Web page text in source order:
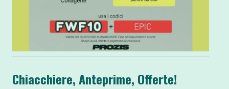
Chiacchiere, Anteprime, Offerte!